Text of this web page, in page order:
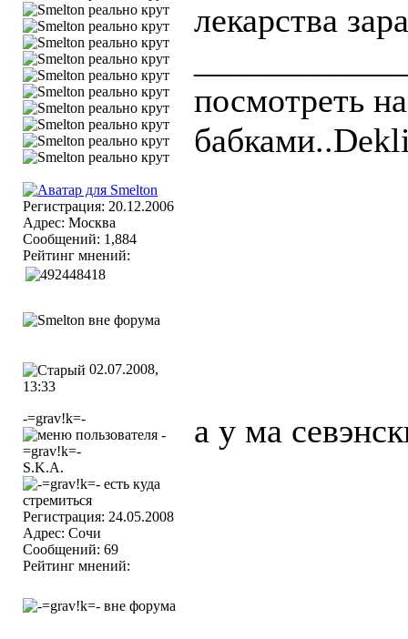
Регистрация: 20.12.2006
Адрес: Москва
Сообщений: 1,884
Рейтинг мнений:
лекарства
посмотреть
02.07.2008,
13:33
-=grav!k=-
S.K.A.
Регистрация: 24.05.2008
Адрес: Сочи
Сообщений: 69
Рейтинг мнений:
а у ма